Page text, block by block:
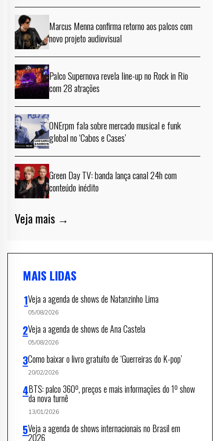
Marcus Menna confirma retorno aos palcos com
novo projeto audiovisual
Palco Supernova revela line-up no Rock in Rio
com 28 atrações
ONErpm fala sobre mercado musical e funk
global no ‘Cabos e Cases’
Green Day TV: banda lança canal 24h com
conteúdo inédito
Veja mais →
MAIS LIDAS
Veja a agenda de shows de Natanzinho Lima
05/08/2026
Veja a agenda de shows de Ana Castela
05/08/2026
Como baixar o livro gratuito de ‘Guerreiras do K-pop’
20/02/2026
BTS: palco 360º, preços e mais informações do 1º show
da nova turnê
13/01/2026
Veja a agenda de shows internacionais no Brasil em
2026